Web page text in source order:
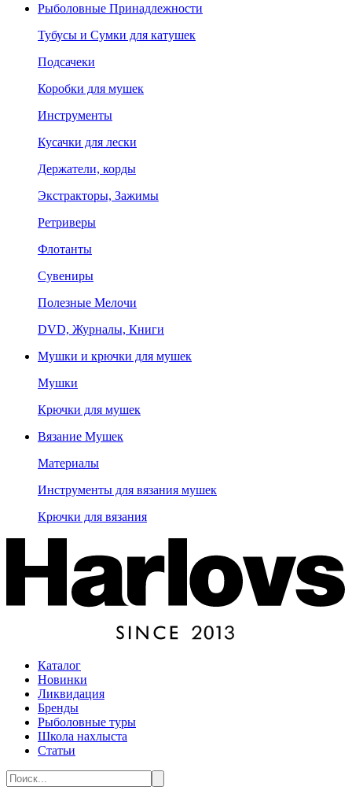
Рыболовные Принадлежности
Тубусы и Сумки для катушек
Подсачеки
Коробки для мушек
Инструменты
Кусачки для лески
Держатели, корды
Экстракторы, Зажимы
Ретриверы
Флотанты
Сувениры
Полезные Мелочи
DVD, Журналы, Книги
Мушки и крючки для мушек
Мушки
Крючки для мушек
Вязание Мушек
Материалы
Инструменты для вязания мушек
Крючки для вязания
Каталог
Новинки
Ликвидация
Бренды
Рыболовные туры
Школа нахлыста
Статьи